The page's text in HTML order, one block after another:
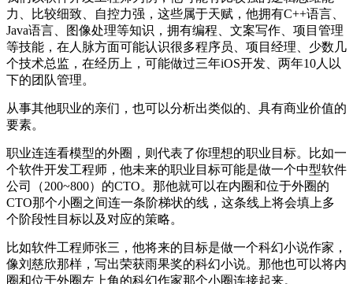
力、比较细致、自控力强，这些属于天赋，他拥有C++语言、
Java语言、图像处理等知识，拥有编程、文案写作、项目管理
等技能，在人脉方面可能认识很多程序员、项目经理、少数几
个技术总监，在经历上，可能做过三年iOS开发、两年10人以
下的团队管理。
从事其他职业的亲们，也可以分析出类似的、具有商业价值的
要素。
职业连连看模型的外圈，则代表了你理想的职业目标。比如一
个软件开发工程师，他未来的职业目标可能是做一个中型软件
公司（200~800）的CTO。那他就可以在内圈和位于外圈的
CTO那个小圈之间连一条阶梯状的线，这条线上将会填上多
个阶段性目标以及对应的策略。
比如软件工程师张三，他将来的目标是做一个科幻小说作家，
像刘慈欣那样，写出荣获雨果奖的科幻小说。那他也可以将内
圈和位于外圈左上角的科幻作家那个小圈连接起来。